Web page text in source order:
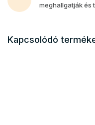
meghallgatják és
Kapcsolódó